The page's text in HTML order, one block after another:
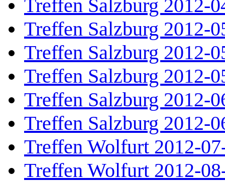
Treffen Salzburg 2012-
Treffen Salzburg 2012-
Treffen Salzburg 2012-
Treffen Salzburg 2012-
Treffen Salzburg 2012-
Treffen Salzburg 2012-
Treffen Wolfurt 2012-
Treffen Wolfurt 2012-